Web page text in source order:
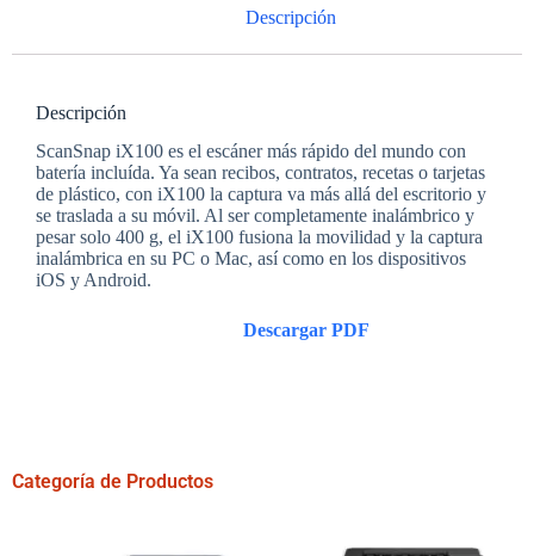
Descripción
Descripción
ScanSnap iX100 es el escáner más rápido del mundo con
batería incluída. Ya sean recibos, contratos, recetas o tarjetas
de plástico, con iX100 la captura va más allá del escritorio y
se traslada a su móvil. Al ser completamente inalámbrico y
pesar solo 400 g, el iX100 fusiona la movilidad y la captura
inalámbrica en su PC o Mac, así como en los dispositivos
iOS y Android.
Descargar PDF
Categoría de Productos